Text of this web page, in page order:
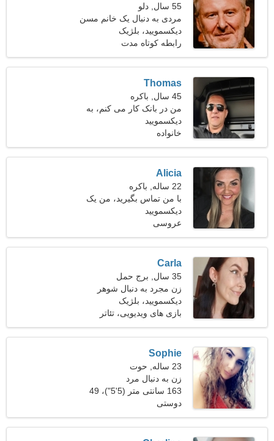
55 سال, دلو
مردی به دنبال یک خانم مسن
دیکسمویید، بلژیک
رابطه کوتاه مدت
Thomas
45 سال, باکره
من در بانک کار می کنم، به
یک خانم صمیمی نیازمندم
دیکسمویید
خانواده
Alicia
22 ساله, باکره
با من تماس بگیرید، من یک
زن منحصر به فرد هستم
دیکسمویید
عروسی
Carla
35 سال, برج حمل
زن مجرد به دنبال شوهر
دیکسمویید، بلژیک
بازی های ویدیویی، تئاتر
Sophie
23 ساله, حوت
زن به دنبال مرد
163 سانتی متر (5'5")، 49
کیلوگرم (108 پوند)
دوستی